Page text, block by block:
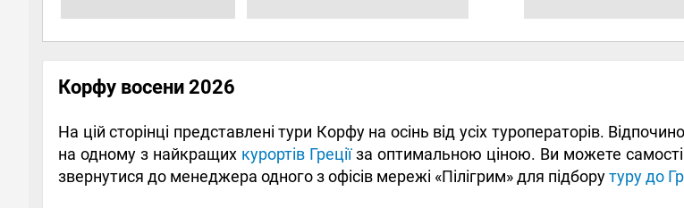
Корфу восени 2026
На цій сторінці представлені тури Корфу на осінь від усіх туроператорів.
на одному з найкращих курортів Греціїза оптимальною ціною. Ви можете
звернутися до менеджера одного з офісів мережі «Пілігрим» для підборутуру до